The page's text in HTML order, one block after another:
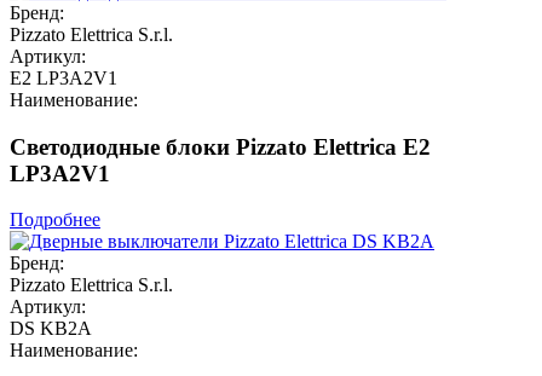
Бренд:
Pizzato Elettrica S.r.l.
Артикул:
E2 LP3A2V1
Наименование:
Светодиодные блоки Pizzato Elettrica E2
LP3A2V1
Подробнее
Бренд:
Pizzato Elettrica S.r.l.
Артикул:
DS KB2A
Наименование: